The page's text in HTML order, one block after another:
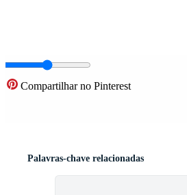
Compartilhar no Pinterest
Palavras-chave relacionadas